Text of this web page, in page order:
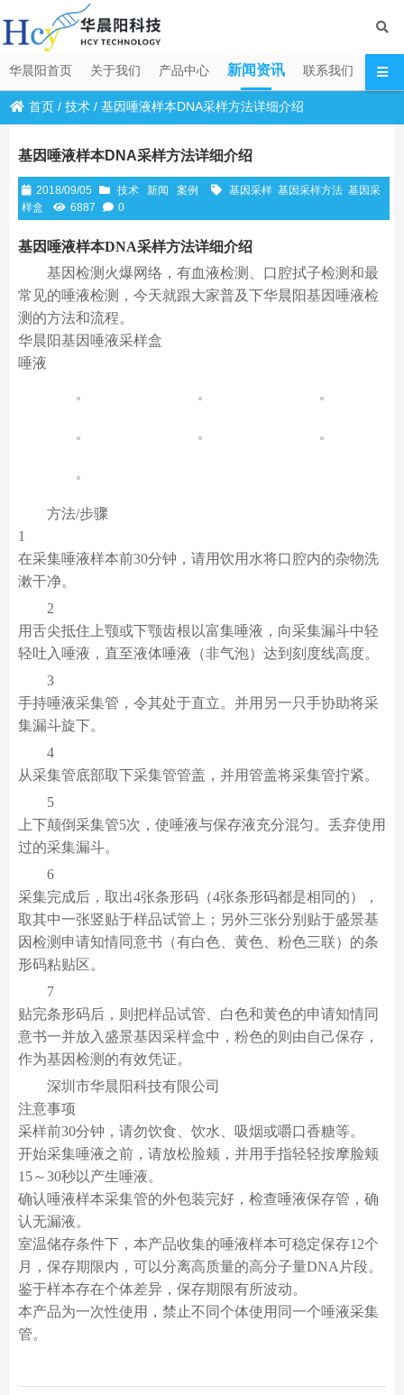
华晨阳首页 关于我们 产品中心 新闻资讯 联系我们
首页 /技术 /基因唾液样本DNA采样方法详细介绍
基因唾液样本DNA采样方法详细介绍
2018/09/05 技术 新闻 案例 基因采样 基因采样方法 基因采
样盒
6887 0
基因唾液样本DNA采样方法详细介绍
基因检测火爆网络，有血液检测、口腔拭子检测和最
常见的唾液检测，今天就跟大家普及下华晨阳基因唾液检
测的方法和流程。
华晨阳基因唾液采样盒
唾液
方法/步骤
1
在采集唾液样本前30分钟，请用饮用水将口腔内的杂物洗
漱干净。
2
用舌尖抵住上颚或下颚齿根以富集唾液，向采集漏斗中轻
轻吐入唾液，直至液体唾液（非气泡）达到刻度线高度。
3
手持唾液采集管，令其处于直立。并用另一只手协助将采
集漏斗旋下。
4
从采集管底部取下采集管管盖，并用管盖将采集管拧紧。
5
上下颠倒采集管5次，使唾液与保存液充分混匀。丢弃使用
过的采集漏斗。
6
采集完成后，取出4张条形码（4张条形码都是相同的），
取其中一张竖贴于样品试管上；另外三张分别贴于盛景基
因检测申请知情同意书（有白色、黄色、粉色三联）的条
形码粘贴区。
7
贴完条形码后，则把样品试管、白色和黄色的申请知情同
意书一并放入盛景基因采样盒中，粉色的则由自己保存，
作为基因检测的有效凭证。
深圳市华晨阳科技有限公司
注意事项
采样前30分钟，请勿饮食、饮水、吸烟或嚼口香糖等。
开始采集唾液之前，请放松脸颊，并用手指轻轻按摩脸颊
15～30秒以产生唾液。
确认唾液样本采集管的外包装完好，检查唾液保存管，确
认无漏液。
室温储存条件下，本产品收集的唾液样本可稳定保存12个
月，保存期限内，可以分离高质量的高分子量DNA片段。
鉴于样本存在个体差异，保存期限有所波动。
本产品为一次性使用，禁止不同个体使用同一个唾液采集
管。